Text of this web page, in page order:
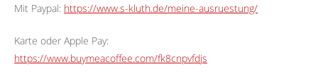
Mit Paypal: https://www.s-kluth.de/meine-ausruestung/
Karte oder Apple Pay:
https://www.buymeacoffee.com/fk8cnpvfdjs